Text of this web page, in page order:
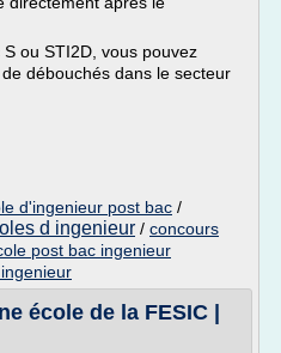
ou STI2D, vous pouvez
débouchés dans le secteur
d'ingenieur post bac /
d ingenieur / concours
post bac ingenieur
école de la FESIC |